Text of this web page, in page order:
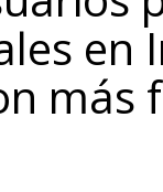
en
más